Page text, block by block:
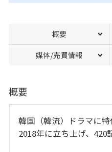
概要
媒体/売買情報
概要
韓国（韓流）ドラマに特
2018年に立ち上げ、420